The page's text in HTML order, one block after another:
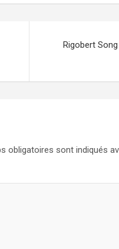
Rigobert
obligatoires sont indiqués